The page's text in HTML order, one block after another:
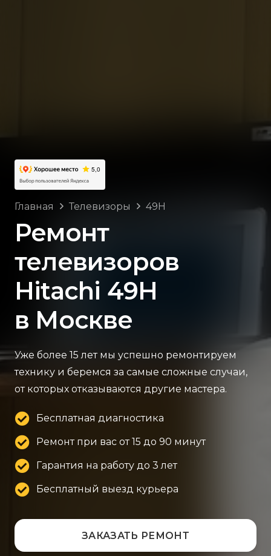
Главная Телевизоры 49H
Ремонт
телевизоров
Hitachi 49H
в Москве
Уже более 15 лет мы успешно ремонтируем
технику и беремся за самые сложные случаи,
от которых отказываются другие мастера.
Бесплатная диагностика
Ремонт при вас от 15 до 90 минут
Гарантия на работу до 3 лет
Бесплатный выезд курьера
ЗАКАЗАТЬ РЕМОНТ